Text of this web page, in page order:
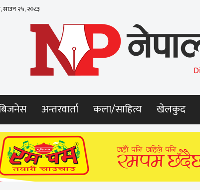
साउन २५, २०८३
अन्तरवार्ता कला/साहित्य खेलकुद